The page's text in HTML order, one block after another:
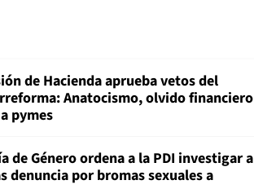
de Hacienda aprueba vetos del
Anatocismo, olvido financiero
pymes
de Género ordena a la PDI investigar a
denuncia por bromas sexuales a